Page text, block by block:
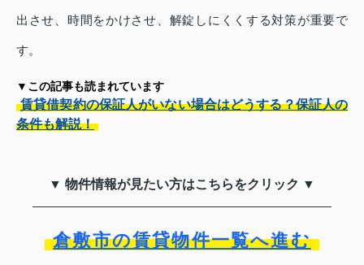
出させ、時間をかけさせ、解錠しにくくする対策が重要で
す。
▼この記事も読まれています
賃貸借契約の保証人がいない場合はどうする？保証人の
条件も解説！
▼ 物件情報が見たい方はこちらをクリック ▼
倉敷市の賃貸物件一覧へ進む